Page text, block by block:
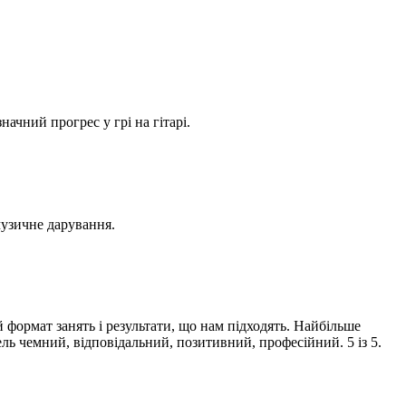
прогрес у грі на гітарі.
дарування.
занять і результати, що нам підходять. Найбільше
чемний, відповідальний, позитивний, професійний. 5 із 5.